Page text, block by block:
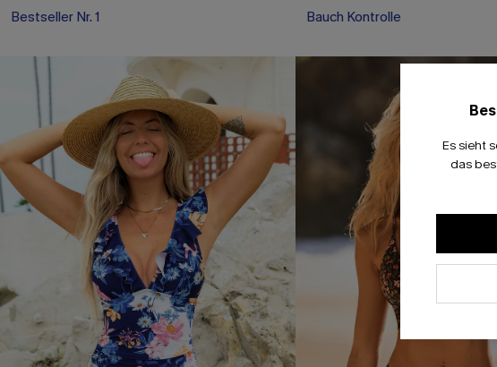
Bestseller Nr. 1 Bauch Kontrolle
Es sieht
das